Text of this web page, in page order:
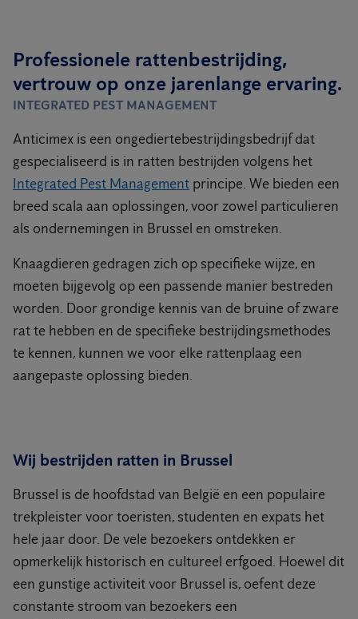
Professionele rattenbestrijding,
vertrouw op onze jarenlange ervaring.
INTEGRATED PEST MANAGEMENT
Anticimex is een ongediertebestrijdingsbedrijf dat
gespecialiseerd is in ratten bestrijden volgens het
Integrated Pest Management principe. We bieden een
breed scala aan oplossingen, voor zowel particulieren
als ondernemingen in Brussel en omstreken.
Knaagdieren gedragen zich op specifieke wijze, en
moeten bijgevolg op een passende manier bestreden
worden. Door grondige kennis van de bruine of zware
rat te hebben en de specifieke bestrijdingsmethodes
te kennen, kunnen we voor elke rattenplaag een
aangepaste oplossing bieden.
Wij bestrijden ratten in Brussel
Brussel is de hoofdstad van België en een populaire
trekpleister voor toeristen, studenten en expats het
hele jaar door. De vele bezoekers ontdekken er
opmerkelijk historisch en cultureel erfgoed. Hoewel dit
een gunstige activiteit voor Brussel is, oefent deze
constante stroom van bezoekers een